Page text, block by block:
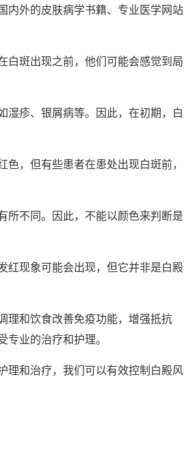
外的皮肤病学书籍、专业医学网站
斑出现之前，他们可能会感觉到局
疹、银屑病等。因此，在初期，白
，但有些患者在患处出现白斑前，
不同。因此，不能以颜色来判断是
现象可能会出现，但它并非是白殿
和饮食改善免疫功能，增强抵抗
业的治疗和护理。
和治疗，我们可以有效控制白殿风